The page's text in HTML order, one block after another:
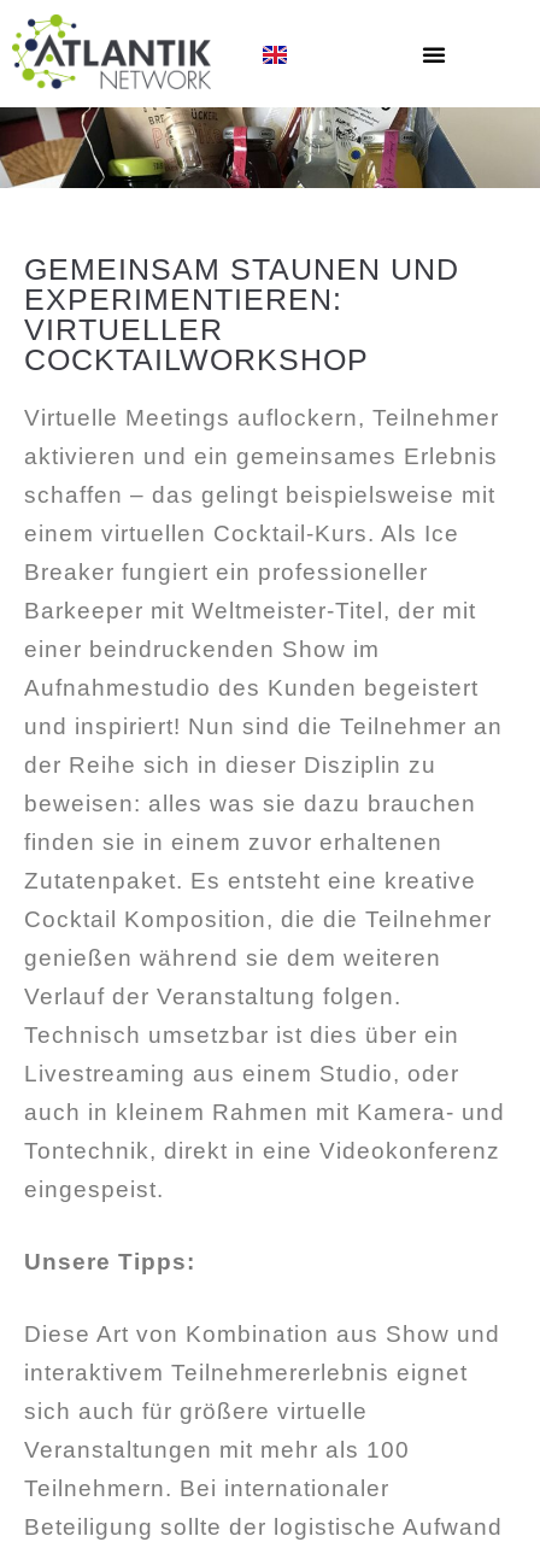
GEMEINSAM STAUNEN UND
EXPERIMENTIEREN:
VIRTUELLER
COCKTAILWORKSHOP
Virtuelle Meetings auflockern, Teilnehmer
aktivieren und ein gemeinsames Erlebnis
schaffen – das gelingt beispielsweise mit
einem virtuellen Cocktail-Kurs. Als Ice
Breaker fungiert ein professioneller
Barkeeper mit Weltmeister-Titel, der mit
einer beindruckenden Show im
Aufnahmestudio des Kunden begeistert
und inspiriert! Nun sind die Teilnehmer an
der Reihe sich in dieser Disziplin zu
beweisen: alles was sie dazu brauchen
finden sie in einem zuvor erhaltenen
Zutatenpaket. Es entsteht eine kreative
Cocktail Komposition, die die Teilnehmer
genießen während sie dem weiteren
Verlauf der Veranstaltung folgen.
Technisch umsetzbar ist dies über ein
Livestreaming aus einem Studio, oder
auch in kleinem Rahmen mit Kamera- und
Tontechnik, direkt in eine Videokonferenz
eingespeist.
Unsere Tipps:
Diese Art von Kombination aus Show und
interaktivem Teilnehmererlebnis eignet
sich auch für größere virtuelle
Veranstaltungen mit mehr als 100
Teilnehmern. Bei internationaler
Beteiligung sollte der logistische Aufwand